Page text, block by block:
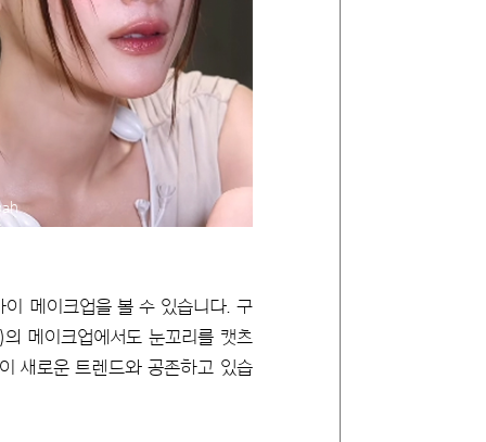
메이크업을 볼 수 있습니다. 구
메이크업에서도 눈꼬리를 캣츠
새로운 트렌드와 공존하고 있습